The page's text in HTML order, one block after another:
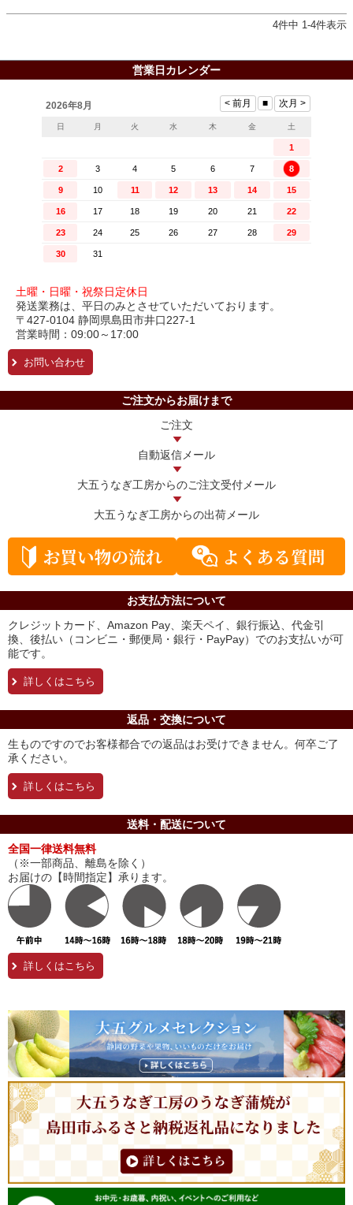
4件中 1-4件表示
営業日カレンダー
土曜・日曜・祝祭日定休日
発送業務は、平日のみとさせていただいております。
〒427-0104 静岡県島田市井口227-1
営業時間：09:00～17:00
お問い合わせ
ご注文からお届けまで
ご注文
自動返信メール
大五うなぎ工房からのご注文受付メール
大五うなぎ工房からの出荷メール
お支払方法について
クレジットカード、Amazon Pay、楽天ペイ、銀行振込、代金引
換、後払い（コンビニ・郵便局・銀行・PayPay）でのお支払いが可
能です。
詳しくはこちら
返品・交換について
生ものですのでお客様都合での返品はお受けできません。何卒ご了
承ください。
詳しくはこちら
送料・配送について
全国一律送料無料
（※一部商品、離島を除く）
お届けの【時間指定】承ります。
詳しくはこちら